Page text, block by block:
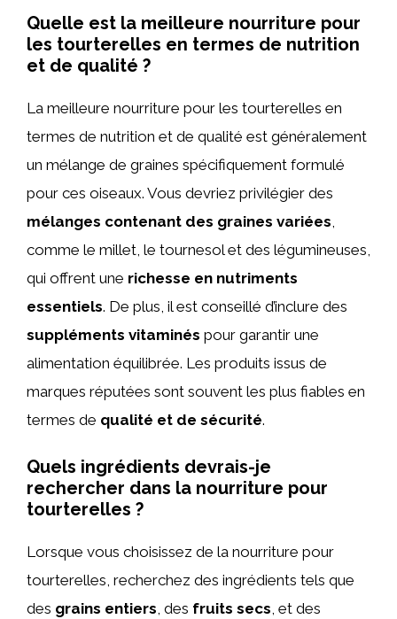
Quelle est la meilleure nourriture pour
les tourterelles en termes de nutrition
et de qualité ?
La meilleure nourriture pour les tourterelles en
termes de nutrition et de qualité est généralement
un mélange de graines spécifiquement formulé
pour ces oiseaux. Vous devriez privilégier des
mélanges contenant des graines variées
comme le millet, le tournesol et des légumineuses,
qui offrent une richesse en nutriments
essentiels. De plus, il est conseillé d’inclure des
suppléments vitaminés pour garantir une
alimentation équilibrée. Les produits issus de
marques réputées sont souvent les plus fiables en
termes de qualité et de sécurité.
Quels ingrédients devrais-je
rechercher dans la nourriture pour
tourterelles ?
Lorsque vous choisissez de la nourriture pour
tourterelles, recherchez des ingrédients tels que
des grains entiers, des fruits secs, et des